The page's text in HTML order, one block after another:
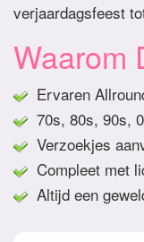
verjaardagsfeest
Waarom
Ervaren
70s, 80s, 90s,
Verzoekjes
Compleet met
Altijd een